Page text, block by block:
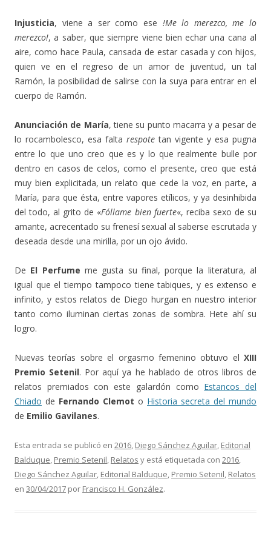
Injusticia, viene a ser como ese !Me lo merezco, me lo
merezco!, a saber, que siempre viene bien echar una cana al
aire, como hace Paula, cansada de estar casada y con hijos,
quien ve en el regreso de un amor de juventud, un tal
Ramón, la posibilidad de salirse con la suya para entrar en el
cuerpo de Ramón.
Anunciación de María, tiene su punto macarra y a pesar de
lo rocambolesco, esa falta respotetan vigente y esa pugna
entre lo que uno creo que es y lo que realmente bulle por
dentro en casos de celos, como el presente, creo que está
muy bien explicitada, un relato que cede la voz, en parte, a
María, para que ésta, entre vapores etílicos, y ya desinhibida
del todo, al grito de «Fóllame bien fuerte«, reciba sexo de su
amante, acrecentado su frenesí sexual al saberse escrutada y
deseada desde una mirilla, por un ojo ávido.
De El Perfume me gusta su final, porque la literatura, al
igual que el tiempo tampoco tiene tabiques, y es extenso e
infinito, y estos relatos de Diego hurgan en nuestro interior
tanto como iluminan ciertas zonas de sombra. Hete ahí su
logro.
Nuevas teorías sobre el orgasmo femenino obtuvo el XIII
Premio Setenil. Por aquí ya he hablado de otros libros de
relatos premiados con este galardón como Estancos del
Chiado de Fernando Clemot o Historia secreta del mundo
de Emilio Gavilanes.
Esta entrada se publicó en 2016, Diego Sánchez Aguilar, Editorial
Balduque, Premio Setenil, Relatos y está etiquetada con 2016,
Diego Sánchez Aguilar, Editorial Balduque, Premio Setenil, Relatos
en 30/04/2017 por Francisco H. González.